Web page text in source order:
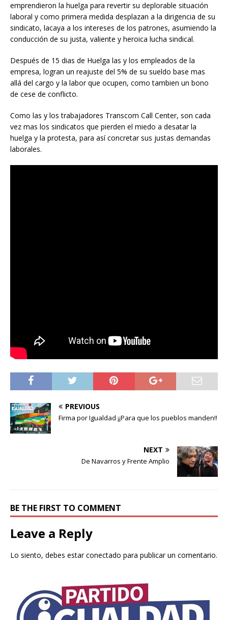
emprendieron la huelga para revertir su deplorable situación
laboral y como primera medida desplazan a la dirigencia de su
sindicato, lacaya a los intereses de los patrones, asumiendo la
conducción de su justa, valiente y heroica lucha sindical.
Después de 15 dias de Huelga las y los empleados de la
empresa, logran un reajuste del 5% de su sueldo base mas
allá del cargo y la labor que ocupen, como tambien un bono
de cese de conflicto.
Como las y los trabajadores Transcom Call Center, son cada
vez mas los sindicatos que pierden el miedo a desatar la
huelga y la protesta, para así concretar sus justas demandas
laborales.
PREVIOUS
Firma por Igualdad ¡¡Para que los pueblos manden!!
NEXT
De Navarros y Frente Amplio
BE THE FIRST TO COMMENT
Leave a Reply
Lo siento, debes estarconectado para publicar un comentario.